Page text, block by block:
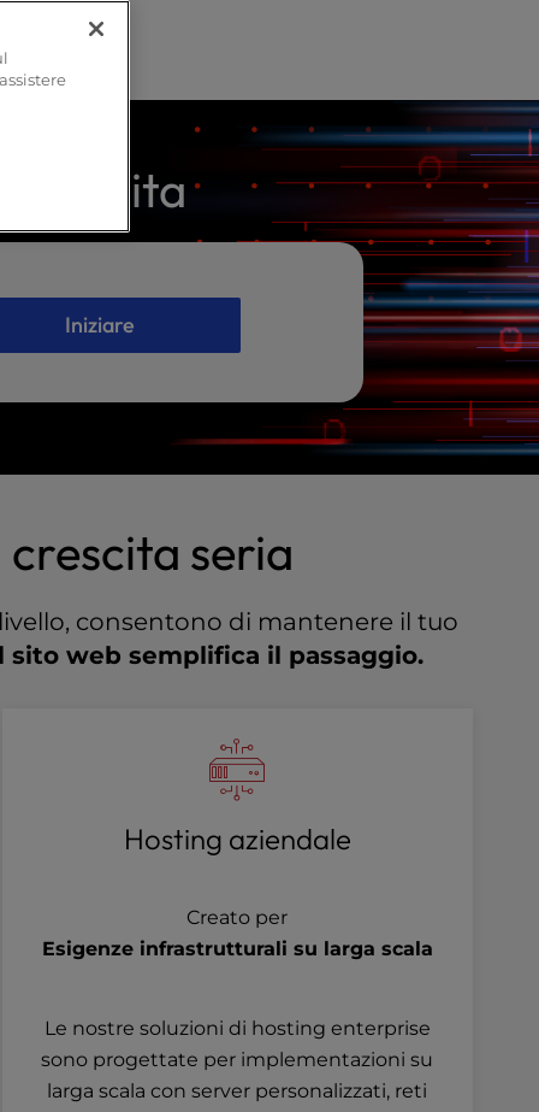
gratuita
Iniziare
seria
consentono di mantenere il tuo
web semplifica il passaggio.
Hosting aziendale
Creato per
Esigenze infrastrutturali su larga scala
Le nostre soluzioni di hosting enterprise
sono progettate per implementazioni su
larga scala con server personalizzati, reti